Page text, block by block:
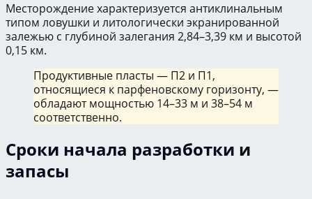
Месторождение характеризуется антиклинальным
типом ловушки и литологически экранированной
залежью с глубиной залегания 2,84–3,39 км и высотой
0,15 км.
Продуктивные пласты — П2 и П1,
относящиеся к парфеновскому горизонту, —
обладают мощностью 14–33 м и 38–54 м
соответственно.
Сроки начала разработки и
запасы